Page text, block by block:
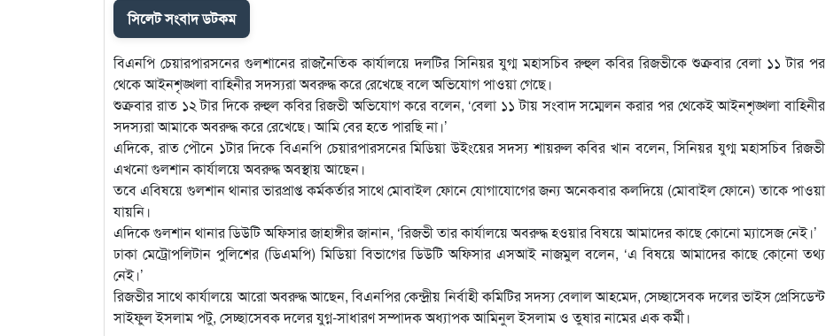
সিলেট সংবাদ ডটকম
বিএনপি চেয়ারপারসনের গুলশানের রাজনৈতিক কার্যালয়ে দলটির সিনিয়র যুগ্ম মহাসচিব রুহুল কবির রিজভীকে শুক্রবার বেলা ১১ টার পর
থেকে আইনশৃঙ্খলা বাহিনীর সদস্যরা অবরুদ্ধ করে রেখেছে বলে অভিযোগ পাওয়া গেছে।
শুক্রবার রাত ১২ টার দিকে রুহুল কবির রিজভী অভিযোগ করে বলেন, ‘বেলা ১১ টায় সংবাদ সম্মেলন করার পর থেকেই আইনশৃঙ্খলা বাহিনীর
সদস্যরা আমাকে অবরুদ্ধ করে রেখেছে। আমি বের হতে পারছি না।’
এদিকে, রাত পৌনে ১টার দিকে বিএনপি চেয়ারপারসনের মিডিয়া উইংয়ের সদস্য শায়রুল কবির খান বলেন, সিনিয়র যুগ্ম মহাসচিব রিজভী
এখনো গুলশান কার্যালয়ে অবরুদ্ধ অবস্থায় আছেন।
তবে এবিষয়ে গুলশান থানার ভারপ্রাপ্ত কর্মকর্তার সাথে মোবাইল ফোনে যোগাযোগের জন্য অনেকবার কলদিয়ে (মোবাইল ফোনে) তাকে পাওয়া
যায়নি।
এদিকে গুলশান থানার ডিউটি অফিসার জাহাঙ্গীর জানান, ‘রিজভী তার কার্যালয়ে অবরুদ্ধ হওয়ার বিষয়ে আমাদের কাছে কোনো ম্যাসেজ নেই।’
ঢাকা মেট্রোপলিটান পুলিশের (ডিএমপি) মিডিয়া বিভাগের ডিউটি অফিসার এসআই নাজমুল বলেন, ‘এ বিষয়ে আমাদের কাছে কো্নো তথ্য
নেই।’
রিজভীর সাথে কার্যালয়ে আরো অবরুদ্ধ আছেন, বিএনপির কেন্দ্রীয় নির্বাহী কমিটির সদস্য বেলাল আহমেদ, সেচ্ছাসেবক দলের ভাইস প্রেসিডেন্ট
সাইফুল ইসলাম পটু, সেচ্ছাসেবক দলের যুগ্ন-সাধারণ সম্পাদক অধ্যাপক আমিনুল ইসলাম ও তুষার নামের এক কর্মী।